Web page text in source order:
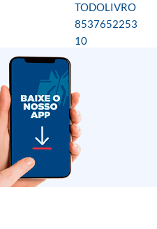
TODOLIVRO
8537652253
10